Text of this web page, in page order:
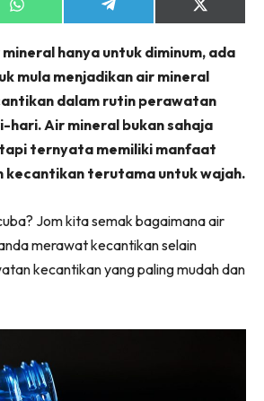
Share
on
Share
on
Share
on
(Twitter)
hanya untuk diminum, ada
mula menjadikan air mineral
dalam rutin perawatan
hari. Air mineral bukan sahaja
ternyata memiliki manfaat
kecantikan terutama untuk wajah.
Jom kita semak bagaimana air
merawat kecantikan selain
kecantikan yang paling mudah dan